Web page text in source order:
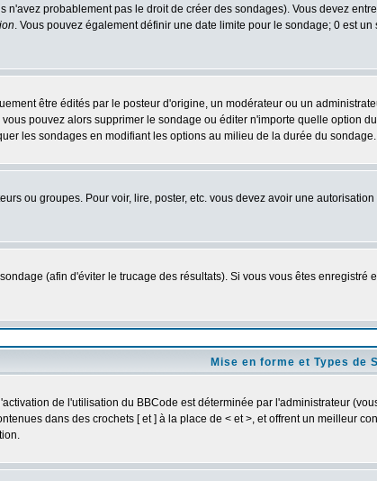
n'avez probablement pas le droit de créer des sondages). Vous devez
. Vous pouvez également définir une date limite pour le sondage; 0 est
être édités par le posteur d'origine, un modérateur ou un
pouvez alors supprimer le sondage ou éditer n'importe quelle option
les sondages en modifiant les options au milieu de la durée du sondage.
ou groupes. Pour voir, lire, poster, etc. vous devez avoir une
(afin d'éviter le trucage des résultats). Si vous vous êtes
Mise en forme et Types de
de l'utilisation du BBCode est déterminée par l'administrateur
dans des crochets [ et ] à la place de < et >, et offrent un meilleur